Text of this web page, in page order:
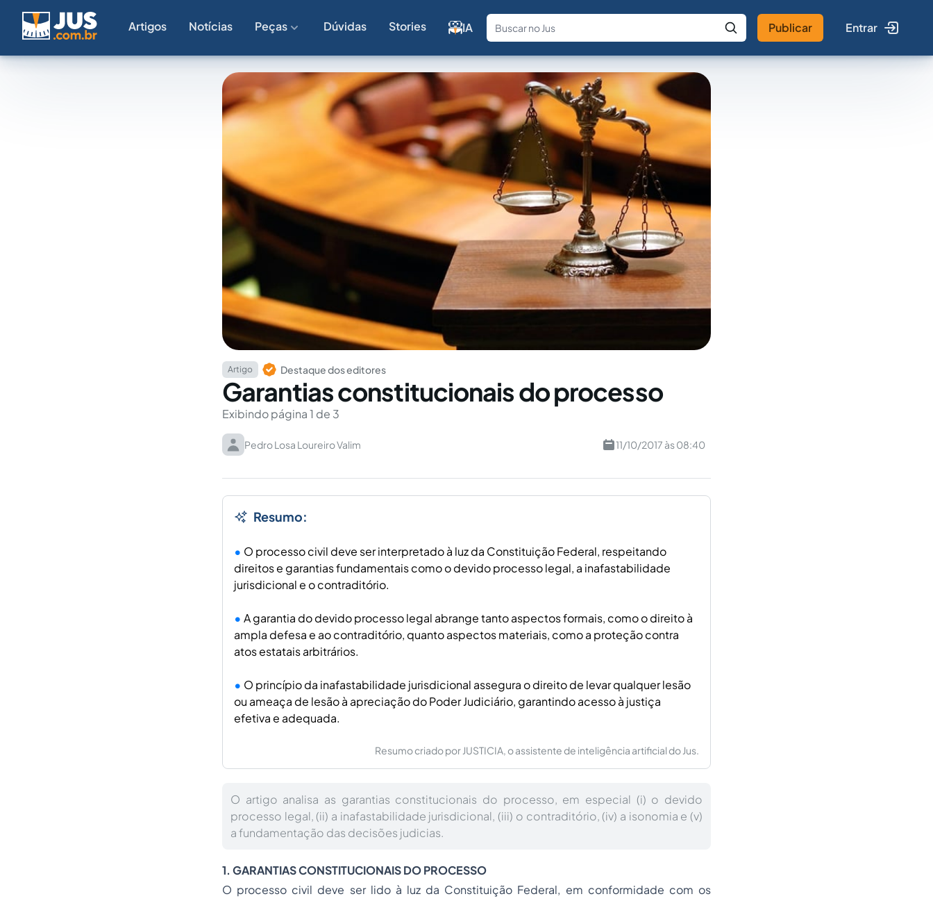
Artigos Notícias Peças Dúvidas Stories IA
Fale com a IA Buscar no Jus
Publicar Entrar
Artigo Destaque dos editores
Garantias constitucionais do processo
Exibindo página 1 de 3
Pedro Losa Loureiro Valim 11/10/2017 às 08:40
Resumo:
O processo civil deve ser interpretado à luz da Constituição Federal, respeitando
direitos e garantias fundamentais como o devido processo legal, a inafastabilidade
jurisdicional e o contraditório.
A garantia do devido processo legal abrange tanto aspectos formais, como o direito à
ampla defesa e ao contraditório, quanto aspectos materiais, como a proteção contra
atos estatais arbitrários.
O princípio da inafastabilidade jurisdicional assegura o direito de levar qualquer lesão
ou ameaça de lesão à apreciação do Poder Judiciário, garantindo acesso à justiça
efetiva e adequada.
Resumo criado por JUSTICIA, o assistente de inteligência artificial do Jus.
O artigo analisa as garantias constitucionais do processo, em especial (i) o devido
processo legal, (ii) a inafastabilidade jurisdicional, (iii) o contraditório, (iv) a isonomia e (v)
a fundamentação das decisões judicias.
1. GARANTIAS CONSTITUCIONAIS DO PROCESSO
O processo civil deve ser lido à luz da Constituição Federal, em conformidade com os